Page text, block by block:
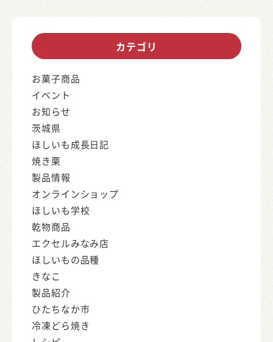
カテゴリ
お菓子商品
イベント
お知らせ
茨城県
ほしいも成長日記
焼き栗
製品情報
オンラインショップ
ほしいも学校
乾物商品
エクセルみなみ店
ほしいもの品種
きなこ
製品紹介
ひたちなか市
冷凍どら焼き